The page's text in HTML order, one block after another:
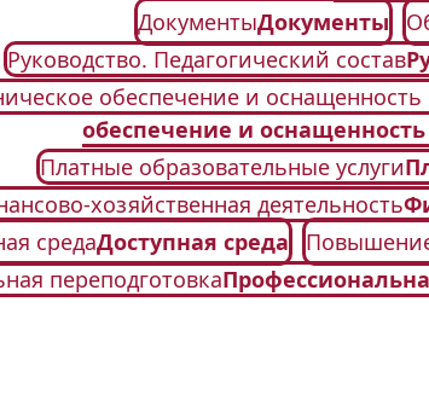
ДокументыДокументы
Руководство. Педагогический состав
обеспечение и оснащенность
обеспечение и
Платные образовательные услуги
хозяйственная деятельность
средаДоступная среда
переподготовка